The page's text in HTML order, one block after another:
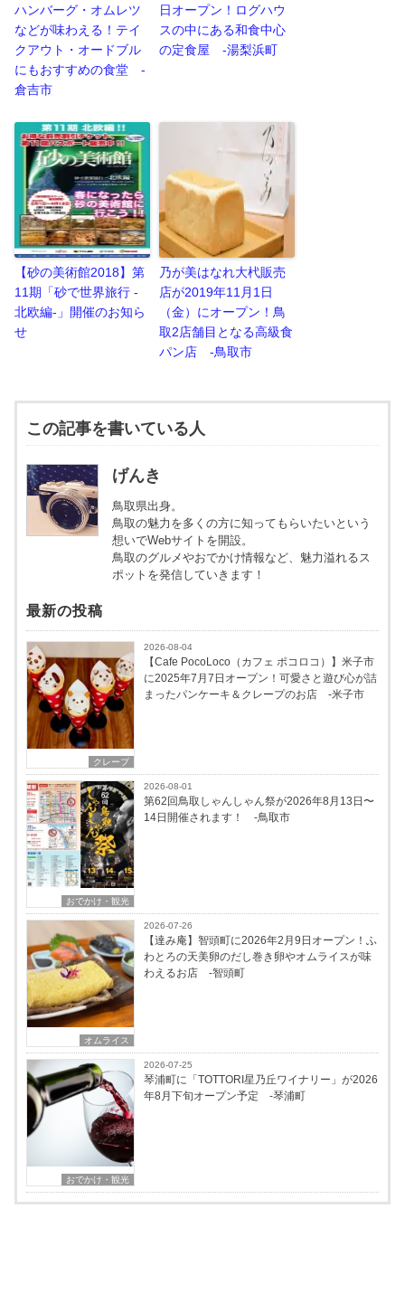
ハンバーグ・オムレツ
などが味わえる！テイ
クアウト・オードブル
にもおすすめの食堂 -
倉吉市
日オープン！ログハウ
スの中にある和食中心
の定食屋 -湯梨浜町
【砂の美術館2018】第
11期「砂で世界旅行 -
北欧編-」開催のお知ら
せ
乃が美はなれ大杙販売
店が2019年11月1日
（金）にオープン！鳥
取2店舗目となる高級食
パン店 -鳥取市
この記事を書いている人
げんき
鳥取県出身。
鳥取の魅力を多くの方に知ってもらいたいという
想いでWebサイトを開設。
鳥取のグルメやおでかけ情報など、魅力溢れるス
ポットを発信していきます！
最新の投稿
クレープ
2026-08-04
【Cafe PocoLoco（カフェ ポコロコ）】米子市
に2025年7月7日オープン！可愛さと遊び心が詰
まったパンケーキ＆クレープのお店 -米子市
おでかけ・観光
2026-08-01
第62回鳥取しゃんしゃん祭が2026年8月13日〜
14日開催されます！ -鳥取市
オムライス
2026-07-26
【達み庵】智頭町に2026年2月9日オープン！ふ
わとろの天美卵のだし巻き卵やオムライスが味
わえるお店 -智頭町
おでかけ・観光
2026-07-25
琴浦町に「TOTTORI星乃丘ワイナリー」が2026
年8月下旬オープン予定 -琴浦町